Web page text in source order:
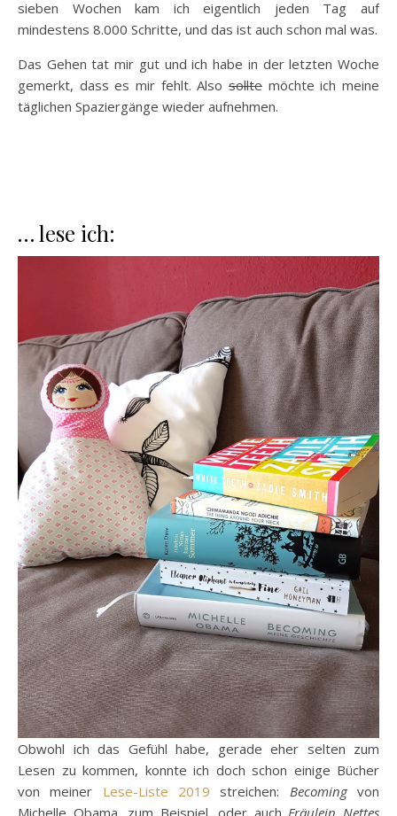
sieben Wochen kam ich eigentlich jeden Tag auf
mindestens 8.000 Schritte, und das ist auch schon mal was.
Das Gehen tat mir gut und ich habe in der letzten Woche
gemerkt, dass es mir fehlt. Also sollte möchte ich meine
täglichen Spaziergänge wieder aufnehmen.
… lese ich:
Obwohl ich das Gefühl habe, gerade eher selten zum
Lesen zu kommen, konnte ich doch schon einige Bücher
von meiner Lese-Liste 2019 streichen: Becomingvon
Michelle Obama, zum Beispiel, oder auch Fräulein Nettes